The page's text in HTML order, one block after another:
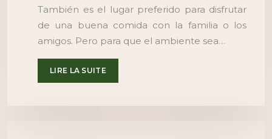
También es el lugar preferido para disfrutar
de una buena comida con la familia o los
amigos. Pero para que el ambiente sea…
LIRE LA SUITE